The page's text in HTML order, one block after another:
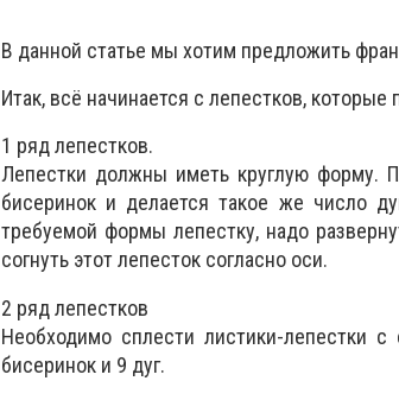
В данной статье мы хотим предложить
Итак, всё начинается с лепестков, которые
1 ряд лепестков.
Лепестки должны иметь круглую форму.
бисеринок и делается такое же число
требуемой формы лепестку, надо
согнуть этот лепесток согласно оси.
2 ряд лепестков
Необходимо сплести листики-лепестки
бисеринок и 9 дуг.